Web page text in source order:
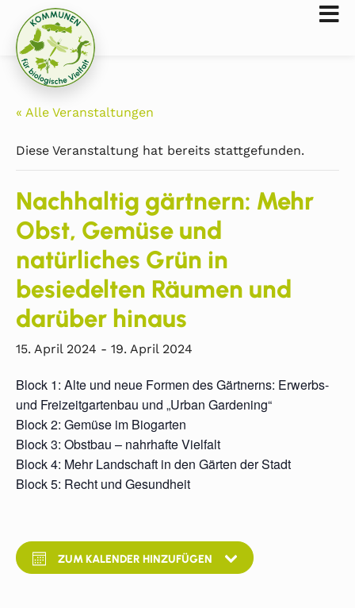
« Alle Veranstaltungen
Diese Veranstaltung hat bereits stattgefunden.
Nachhaltig gärtnern: Mehr
Obst, Gemüse und
natürliches Grün in
besiedelten Räumen und
darüber hinaus
15. April 2024 - 19. April 2024
Block 1: Alte und neue Formen des Gärtnerns: Erwerbs-
und Freizeitgartenbau und „Urban Gardening“
Block 2: Gemüse im Biogarten
Block 3: Obstbau – nahrhafte Vielfalt
Block 4: Mehr Landschaft in den Gärten der Stadt
Block 5: Recht und Gesundheit
ZUM KALENDER HINZUFÜGEN